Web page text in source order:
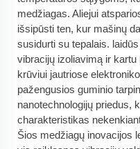
medžiagas. Aliejui
išsipūsti ten, kur mašinų
susidurti su tepalais.
vibracijų izoliavimą ir
krūviui jautriose
pažengusios guminio
nanotechnologijų priedus,
charakteristikas
Šios medžiagų inovacijos